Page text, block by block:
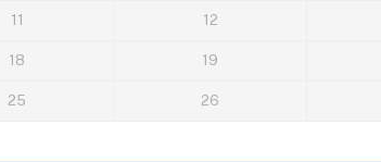
11 12
18 19
25 26